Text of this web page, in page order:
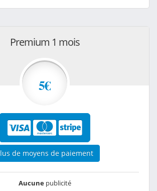
Premium 1 mois
5€
de moyens de paiement
Aucunepublicité